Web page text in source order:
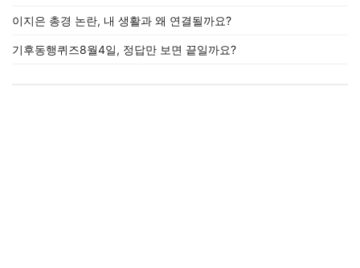
이지은 총경 논란, 내 생활과 왜 연결될까요?
기후동행퀴즈8월4일, 정답만 보면 끝일까요?